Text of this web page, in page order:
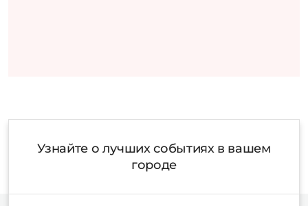
Узнайте о лучших событиях в вашем
городе